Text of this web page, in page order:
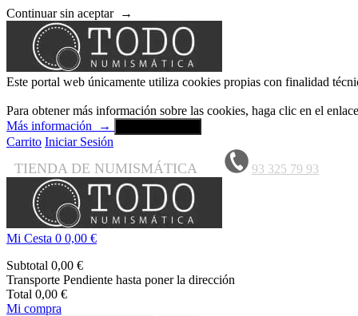
Continuar sin aceptar →
Este portal web únicamente utiliza cookies propias con finalidad
Para obtener más información sobre las cookies, haga clic en el
Más información
→
Carrito Iniciar Sesión
TIENDA DE NUMISMÁTICA 93 325 79 93
Mi Cesta 0 0,00 €
Subtotal 0,00 €
Transporte Pendiente hasta poner la dirección
Total 0,00 €
Mi compra